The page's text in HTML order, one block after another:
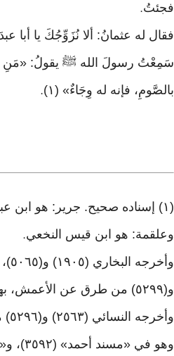
فجئتُ.
فقال له عثمانُ: ألا نُزَوِّجُكَ يا أبا
سَمِعْتُ رسولَ الله ﷺ يقولُ: «مَنِ
بالصَّومِ، فإنه له وِجَاءٌ» (١)
.
(١) إسناده صحيح. جرير: هو ابن
وعلقمة: هو ابن قيس النخعي.
و(٥٢٩٩) من طرق عن الأعمش، بهذا الإسناد. وقرن في رواية النسائي (٥٢٩٨) مع علقمة الأسود بن يزيد
وأخرجه النسائي (٢٥٦٣) و(٥٢٩٦) من طريق أبي معشر زياد بن كليب، عن إبراهيم النخعي، به
وهو في «مسند أحمد» (٣٥٩٢)، و«صحيح ابن حبان» (٤٠٢٦)